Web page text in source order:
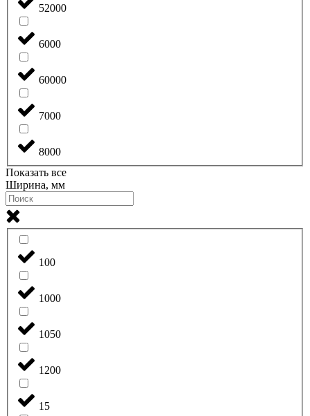
52000
6000
60000
7000
8000
Показать все
Ширина, мм
100
1000
1050
1200
15